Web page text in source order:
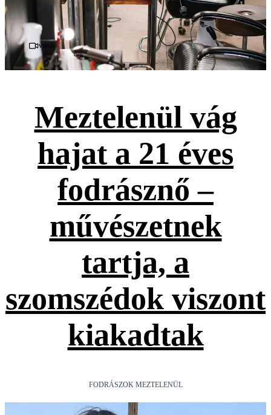
Videó
Meztelenül vág
hajat a 21 éves
fodrásznő –
művészetnek
tartja, a
szomszédok viszont
kiakadtak
FODRÁSZOK MEZTELENÜL